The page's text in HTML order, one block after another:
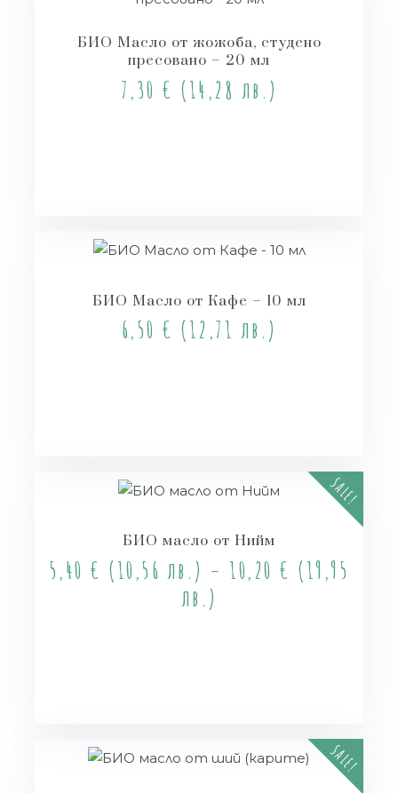
БИО Масло от жожоба, студено
пресовано – 20 мл
7,30 € (14,28 лв.)
БИО Масло от Кафе – 10 мл
6,50 € (12,71 лв.)
SALE!
БИО масло от Нийм
5,40 € (10,56 лв.) – 10,20 € (19,95
лв.)
SALE!